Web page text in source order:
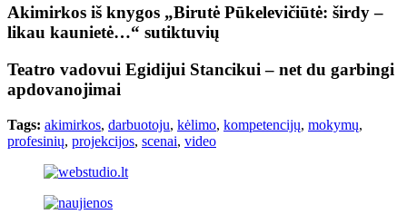
Akimirkos iš knygos „Birutė Pūkelevičiūtė: širdy –
likau kaunietė…“ sutiktuvių
Teatro vadovui Egidijui Stancikui – net du garbingi
apdovanojimai
Tags: akimirkos, darbuotoju, kėlimo, kompetencijų, mokymų,
profesinių, projekcijos, scenai, video